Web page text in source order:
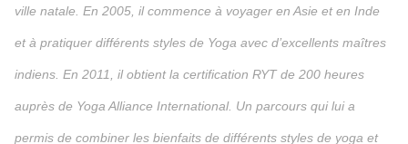
ville natale. En 2005, il commence à voyager en Asie et en Inde
et à pratiquer différents styles de Yoga avec d’excellents maîtres
indiens. En 2011, il obtient la certification RYT de 200 heures
auprès de Yoga Alliance International. Un parcours qui lui a
permis de combiner les bienfaits de différents styles de yoga et